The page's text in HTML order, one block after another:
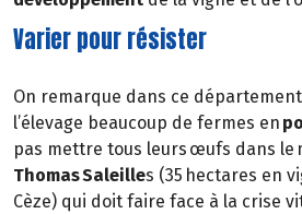
Varier pour résister
On remarque dans ce
l’élevage beaucoup de fermes en
pas mettre tous leurs œufs dans le
Thomas Saleilles (35 hectares en
Cèze) qui doit faire face à la crise